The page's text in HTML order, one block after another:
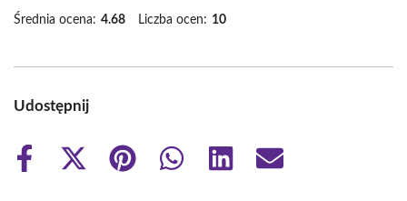
Średnia ocena: 4.68 Liczba ocen: 10
Udostępnij
Share
Share
Share
Share
Share
Share